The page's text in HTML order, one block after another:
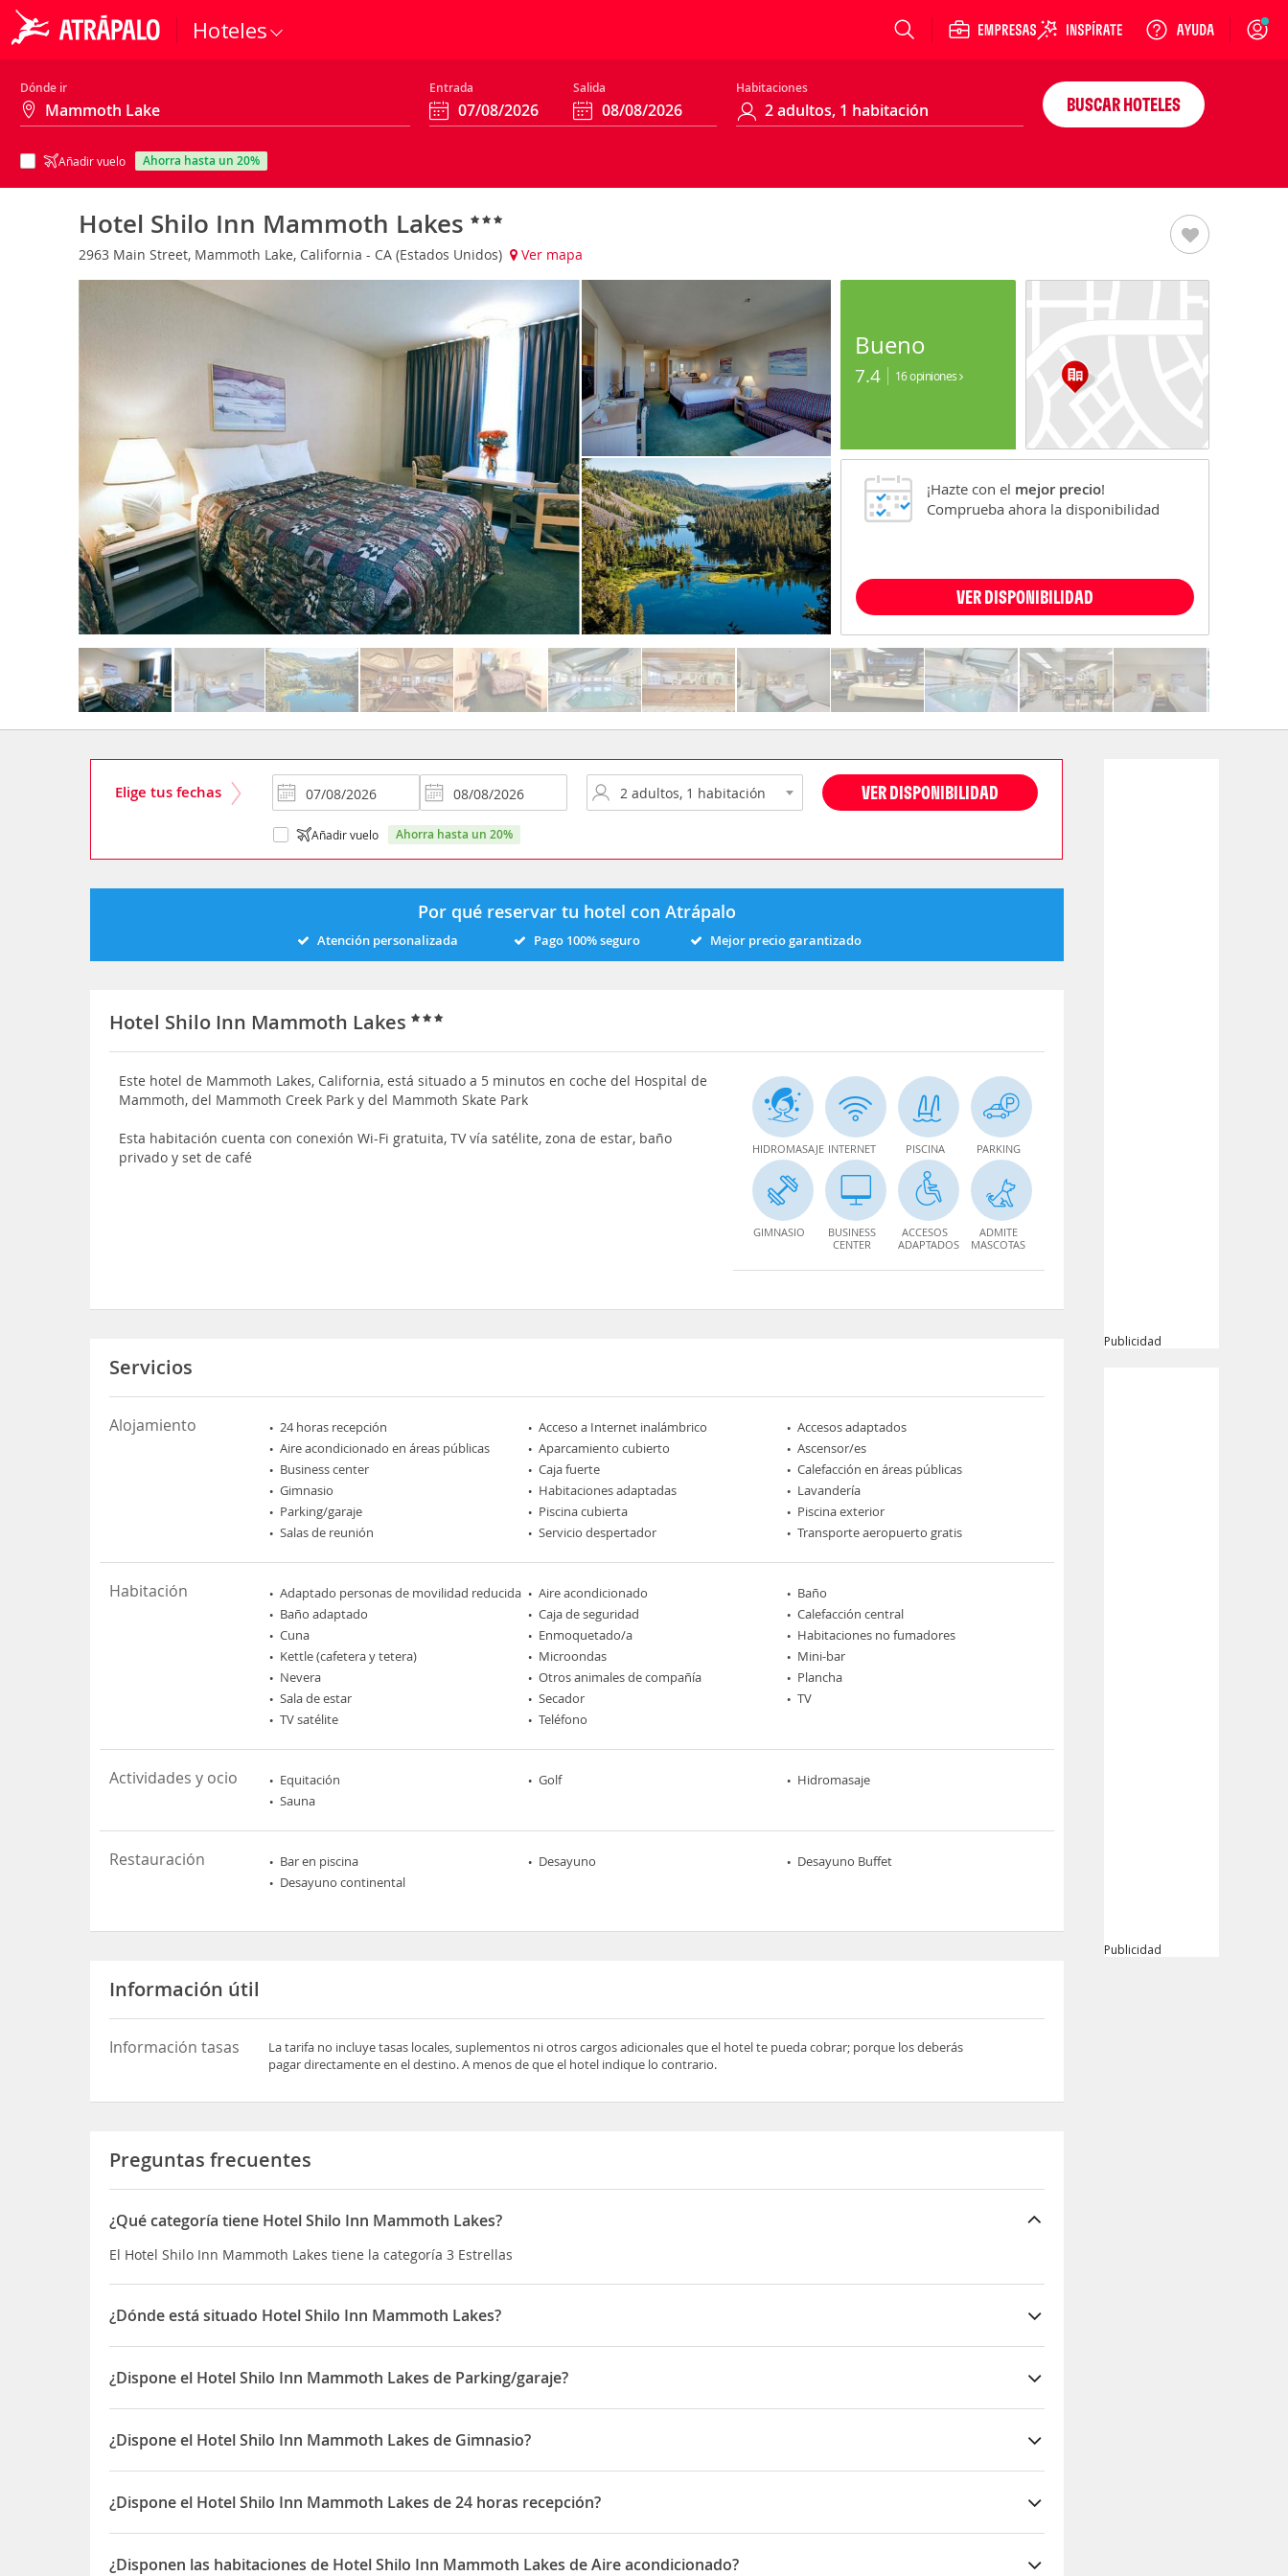
Hoteles Login
Dónde ir Entrada Salida Habitaciones
Añadir vuelo ahorra hasta un 20%
BUSCAR HOTELES
Hotel Shilo Inn Mammoth Lakes
2963 Main Street, Mammoth Lake, California - CA (Estados Unidos) Ver mapa
Bueno
7.4 16 opiniones
¡Hazte con el mejor precio!
Comprueba ahora la disponibilidad
VER DISPONIBILIDAD
Elige tus fechas VER DISPONIBILIDAD
Añadir vuelo ahorra hasta un 20%
Por qué reservar tu hotel con Atrápalo
Atención personalizada Pago 100% seguro Mejor precio garantizado
Hotel Shilo Inn Mammoth Lakes
Este hotel de Mammoth Lakes, California, está situado a 5 minutos en coche del Hospital de
Mammoth, del Mammoth Creek Park y del Mammoth Skate Park
Esta habitación cuenta con conexión Wi-Fi gratuita, TV vía satélite, zona de estar, baño
privado y set de café
HIDROMASAJE INTERNET PISCINA PARKING
GIMNASIO
BUSINESS
CENTER
ACCESOS
ADAPTADOS
ADMITE
MASCOTAS
Servicios
Alojamiento 24 horas recepción Acceso a Internet inalámbrico
Accesos adaptados
Aire acondicionado en áreas públicas
Aparcamiento cubierto
Ascensor/es
Business center
Caja fuerte
Calefacción en áreas públicas
Gimnasio
Habitaciones adaptadas
Lavandería
Parking/garaje
Piscina cubierta
Piscina exterior
Salas de reunión
Servicio despertador Transporte aeropuerto gratis
Habitación Adaptado personas de movilidad reducida Aire acondicionado
Baño
Baño adaptado
Caja de seguridad
Calefacción central
Cuna
Enmoquetado/a
Habitaciones no fumadores
Kettle (cafetera y tetera)
Microondas
Mini-bar
Nevera
Otros animales de compañía
Plancha
Sala de estar
Secador
TV
TV satélite
Teléfono
Actividades y ocio Equitación Golf
Hidromasaje
Sauna
Restauración Bar en piscina Desayuno
Desayuno Buffet
Desayuno continental
Información útil
Información tasas
La tarifa no incluye tasas locales, suplementos ni otros cargos adicionales que el hotel te pueda cobrar; porque los deberás
pagar directamente en el destino. A menos de que el hotel indique lo contrario.
Preguntas frecuentes
¿Qué categoría tiene Hotel Shilo Inn Mammoth Lakes?
El Hotel Shilo Inn Mammoth Lakes tiene la categoría 3 Estrellas
¿Dónde está situado Hotel Shilo Inn Mammoth Lakes?
El Hotel Shilo Inn Mammoth Lakes está situado en 2963 Main Street
¿Dispone el Hotel Shilo Inn Mammoth Lakes de Parking/garaje?
Sí, el Hotel Shilo Inn Mammoth Lakes dispone de Parking/garaje
¿Dispone el Hotel Shilo Inn Mammoth Lakes de Gimnasio?
Sí, el Hotel Shilo Inn Mammoth Lakes dispone de Gimnasio
¿Dispone el Hotel Shilo Inn Mammoth Lakes de 24 horas recepción?
Sí, el Hotel Shilo Inn Mammoth Lakes dispone de 24 horas recepción
¿Disponen las habitaciones de Hotel Shilo Inn Mammoth Lakes de Aire acondicionado?
Publicidad
Publicidad